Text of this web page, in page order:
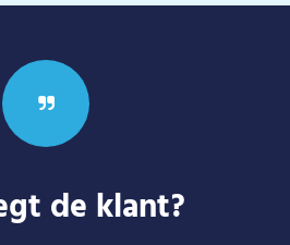
de klant?